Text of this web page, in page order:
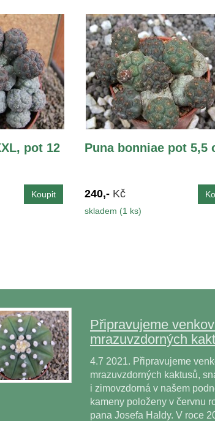
pot 12
Puna bonniae pot 5,5
240,- Kč
skladem (1 ks)
Připravujeme
mrazuvzdorných
4.7 2021. Připravujeme
mrazuvzdorných kaktusů,
i zimovzdorná v našem
kameny položeny v červnu
pana Josefa Haldy. V roce